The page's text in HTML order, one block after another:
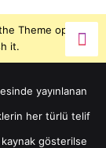
Theme options
it.
yayınlanan
her türlü telif
kaynak gösterilse